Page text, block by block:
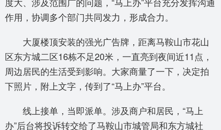
作用，协调多个部门共同发力，形成合力。
大厦楼顶安装的强光广告牌，距离马鞍山市花山
区东方城二区16栋不足20米，一直亮到夜间近11点，
周边居民的生活受到影响。大家商量了一下，决定拍
下照片，附上文字，传到了“马上办”平台。
线上接单，当即派单。涉及商户和居民，“马上
办”后台将投诉转交给了马鞍山市城管局和东方城社